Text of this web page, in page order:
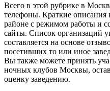
Всего в этой рубрике в
телефоны. Краткие
районе с режимом работы и
сайты. Список организаций
составляется на основе
посетивших то или иное
Вы также можете принять
ночных клубов Москвы,
оценку заведению.